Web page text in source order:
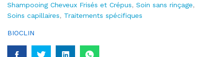
Shampooing Cheveux Frisés et Crépus, Soin sans rinçage,
Soins capillaires, Traitements spécifiques
BIOCLIN